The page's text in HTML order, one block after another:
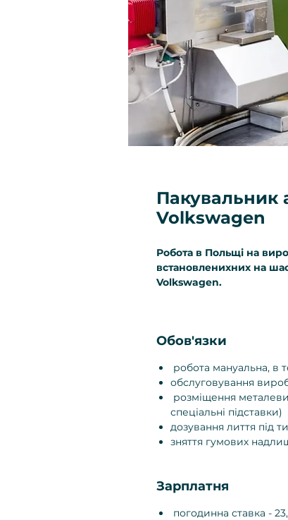
Пакувальник
Volkswagen
Робота в Польщі на
встановленихних на
Volkswagen.
Обов'язки
робота мануальна, в
обслуговування
розміщення
спеціальні підставки)
дозування лиття під
зняття гумових
Зарплатня
погодинна ставка -